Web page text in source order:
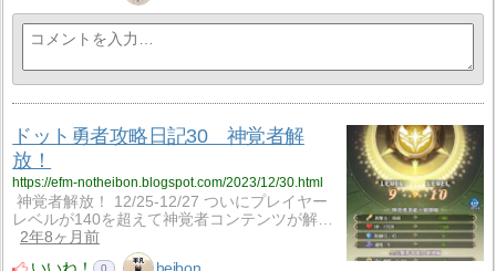
ドット勇者攻略日記30 神覚者解
放！
https://efm-notheibon.blogspot.com/2023/12/30.html
神覚者解放！ 12/25-12/27 ついにプレイヤー
レベルが140を超えて神覚者コンテンツが解…
2年8ヶ月前
0